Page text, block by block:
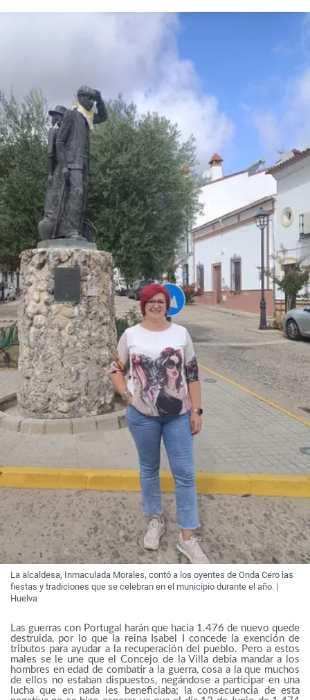
La alcaldesa, Inmaculada Morales, contó a los oyentes de Onda Cero las
fiestas y tradiciones que se celebran en el municipio durante el año. |
Huelva
Las guerras con Portugal harán que hacia 1.476 de nuevo quede
destruida, por lo que la reina Isabel I concede la exención de
tributos para ayudar a la recuperación del pueblo. Pero a estos
males se le une que el Concejo de la Villa debía mandar a los
hombres en edad de combatir a la guerra, cosa a la que muchos
de ellos no estaban dispuestos, negándose a participar en una
lucha que en nada les beneficiaba; la consecuencia de esta